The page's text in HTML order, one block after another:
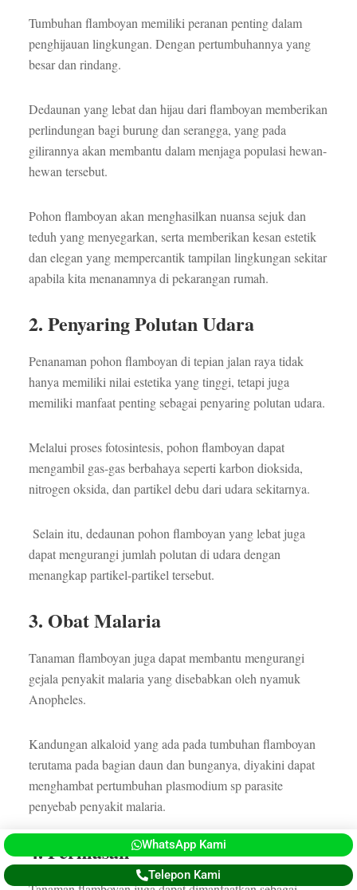
Tumbuhan flamboyan memiliki peranan penting dalam
penghijauan lingkungan. Dengan pertumbuhannya yang
besar dan rindang.
Dedaunan yang lebat dan hijau dari flamboyan memberikan
perlindungan bagi burung dan serangga, yang pada
gilirannya akan membantu dalam menjaga populasi hewan-
hewan tersebut.
Pohon flamboyan akan menghasilkan nuansa sejuk dan
teduh yang menyegarkan, serta memberikan kesan estetik
dan elegan yang mempercantik tampilan lingkungan sekitar
apabila kita menanamnya di pekarangan rumah.
2. Penyaring Polutan Udara
Penanaman pohon flamboyan di tepian jalan raya tidak
hanya memiliki nilai estetika yang tinggi, tetapi juga
memiliki manfaat penting sebagai penyaring polutan udara.
Melalui proses fotosintesis, pohon flamboyan dapat
mengambil gas-gas berbahaya seperti karbon dioksida,
nitrogen oksida, dan partikel debu dari udara sekitarnya.
Selain itu, dedaunan pohon flamboyan yang lebat juga
dapat mengurangi jumlah polutan di udara dengan
menangkap partikel-partikel tersebut.
3. Obat Malaria
Tanaman flamboyan juga dapat membantu mengurangi
gejala penyakit malaria yang disebabkan oleh nyamuk
Anopheles.
Kandungan alkaloid yang ada pada tumbuhan flamboyan
terutama pada bagian daun dan bunganya, diyakini dapat
menghambat pertumbuhan plasmodium sp parasite
penyebab penyakit malaria.
4. Perhiasan WhatsApp Kami
Telepon Kami